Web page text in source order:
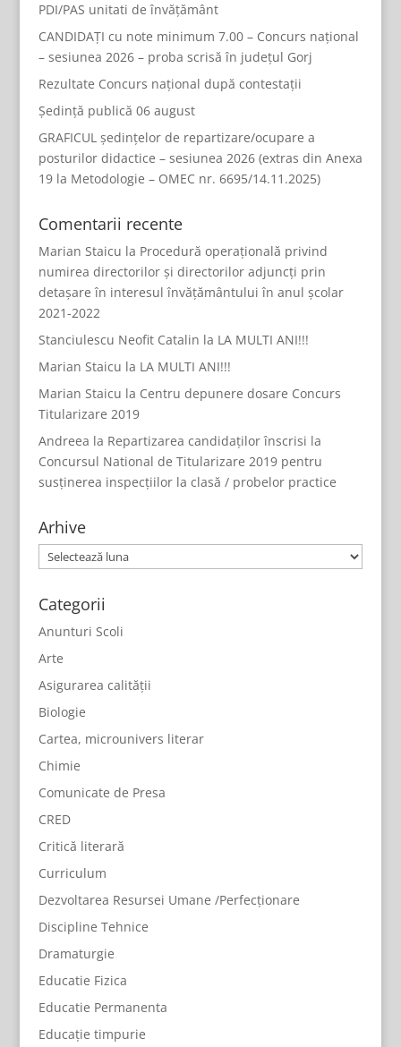
PDI/PAS unitati de învățământ
CANDIDAȚI cu note minimum 7.00 – Concurs național
– sesiunea 2026 – proba scrisă în județul Gorj
Rezultate Concurs național după contestații
Ședință publică 06 august
GRAFICUL ședințelor de repartizare/ocupare a
posturilor didactice – sesiunea 2026 (extras din Anexa
19 la Metodologie – OMEC nr. 6695/14.11.2025)
Comentarii recente
Marian Staicu la Procedură operațională privind
numirea directorilor și directorilor adjuncți prin
detașare în interesul învățământului în anul școlar
2021-2022
Stanciulescu Neofit Catalin la LA MULTI ANI!!!
Marian Staicu la LA MULTI ANI!!!
Marian Staicu la Centru depunere dosare Concurs
Titularizare 2019
Andreea la Repartizarea candidaților înscrisi la
Concursul National de Titularizare 2019 pentru
susținerea inspecțiilor la clasă / probelor practice
Arhive
Arhive
Categorii
Anunturi Scoli
Arte
Asigurarea calității
Biologie
Cartea, microunivers literar
Chimie
Comunicate de Presa
CRED
Critică literară
Curriculum
Dezvoltarea Resursei Umane /Perfecționare
Discipline Tehnice
Dramaturgie
Educatie Fizica
Educatie Permanenta
Educație timpurie